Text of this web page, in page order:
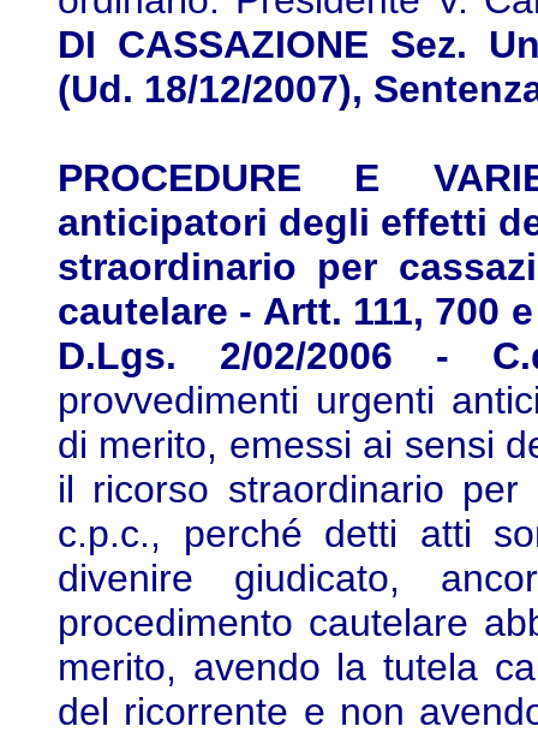
DI CASSAZIONE Sez.
(Ud. 18/12/2007),
PROCEDURE E
anticipatori degli effetti
straordinario per
cautelare - Artt. 111, 700
D.Lgs. 2/02/2006 -
provvedimenti urgenti
di merito, emessi ai sensi
il ricorso straordinario
c.p.c., perché detti atti
divenire giudicato,
procedimento cautelare
merito, avendo la tutela
del ricorrente e non